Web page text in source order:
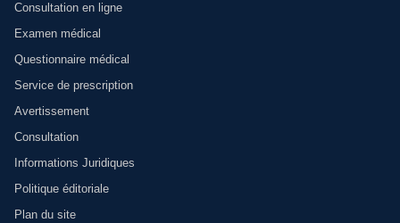
Consultation en ligne
Examen médical
Questionnaire médical
Service de prescription
Avertissement
Consultation
Informations Juridiques
Politique éditoriale
Plan du site